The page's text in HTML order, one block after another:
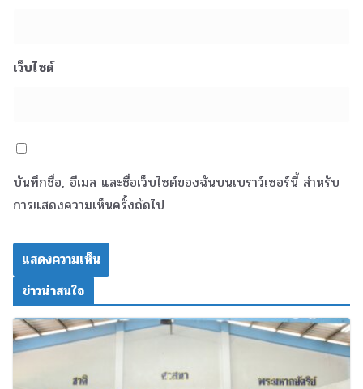
เว็บไซต์
บันทึกชื่อ, อีเมล และชื่อเว็บไซต์ของฉันบนเบราว์เซอร์นี้ สำหรับ
การแสดงความเห็นครั้งถัดไป
ข่าวน่าสนใจ